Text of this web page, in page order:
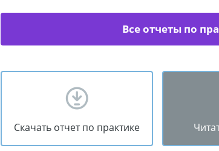
Все отчеты по
Скачать отчет по практике